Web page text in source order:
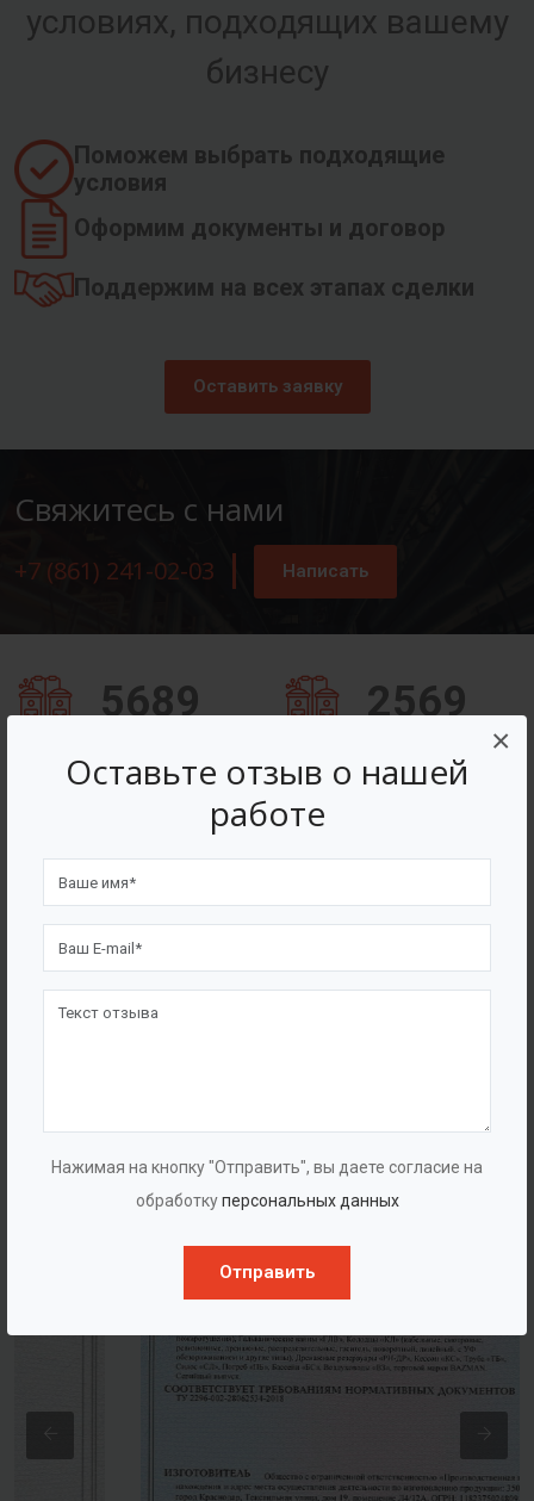
Оставьте отзыв о нашей
работе
Нажимая на кнопку "Отправить", вы даете согласие на
обработкуперсональных данных
Отправить
×
условиях, подходящих вашему
бизнесу
Поможем выбрать подходящие
условия
Оформим документы и договор
Поддержим на всех этапах сделки
Оставить заявку
Свяжитесь с нами
+7 (861) 241-02-03 Написать
5689 2569
Счастливых клиентов
Сертификаты